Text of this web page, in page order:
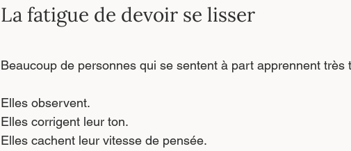
La fatigue de devoir se lisser
Beaucoup de personnes qui se sentent à part apprennent très
Elles observent.
Elles corrigent leur ton.
Elles cachent leur vitesse de pensée.